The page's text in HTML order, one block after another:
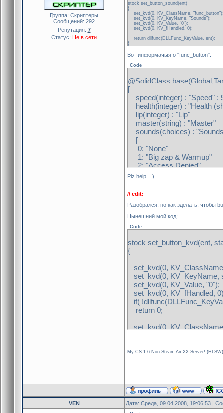
Группа: Скриптеры
Сообщений: 292
Репутация: 7
Статус: Не в сети
stock set_button_sound(ent)
{
set_kvd(0, KV_ClassName, "func_button");
set_kvd(0, KV_KeyName, "Sounds");
set_kvd(0, KV_Value, "0");
set_kvd(0, KV_fHandled, 0);
return dllfunc(DLLFunc_KeyValue, ent);
}
Вот информачыя о "func_button":
Code
@SolidClass
[
speed(integer) : "Speed" :
health(integer) : "Health
lip(integer) : "Lip"
master(string) : "Master"
sounds(choices) :
[
0: "None"
1: "Big zap & Warmup"
2: "Access Denied"
3: "Access Granted"
4: "Quick Combolock"
5: "Power Deadbolt 1"
7: "Plunger"
8: "Small zap"
9: "Keycard Sound"
11: "Buzz Off"
14: "Lightswitch"
wait(integer) : "delay
delay(string) : "Delay
spawnflags(flags) =
[
1: "Don't move" : 0
32: "Toggle" : 0
256:"Touch Activates": 0
[
10: "Buzz"
11: "Buzz Off"
12: "Latch Locked"
]
Plz help. =)
// edit:
Разобрался, но как зделать, чтобы
Нынешний мой код:
Code
stock set_button_kvd(ent,
{
set_kvd(0,
set_kvd(0, KV_KeyName,
set_kvd(0, KV_Value, "0");
set_kvd(0, KV_fHandled,
if(
return 0;
set_kvd(0,
set_kvd(0, KV_fHandled,
set_kvd(0,
set_kvd(0, KV_KeyName,
set_kvd(0, KV_Value, "0");
My CS 1.6 Non-Steam AmXX Server! (HLSW)
VEN Дата: Среда, 09.04.2008, 19:06:53 |